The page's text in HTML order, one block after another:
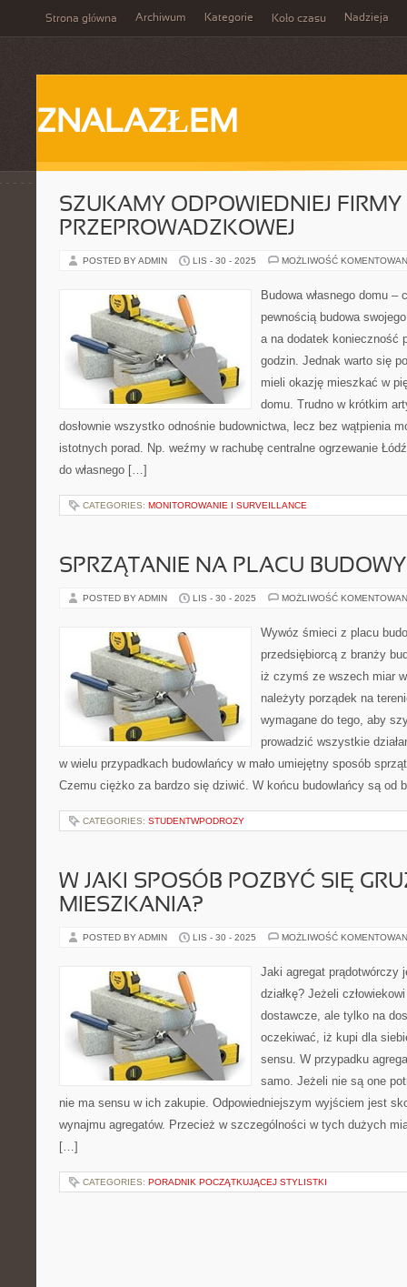
Strona główna Archiwum Kategorie Koło czasu Nadzieja
ZNALAZŁEM
SZUKAMY ODPOWIEDNIEJ FIRMY
PRZEPROWADZKOWEJ
POSTED BY ADMIN LIS - 30 - 2025 MOŻLIWOŚĆ
Budowa własnego domu –
pewnością budowa
a na dodatek konieczność
godzin. Jednak warto się
mieli okazję mieszkać w
domu. Trudno w krótkim
dosłownie wszystko odnośnie budownictwa, lecz bez wątpienia
istotnych porad. Np. weźmy w rachubę centralne ogrzewanie
do własnego […]
CATEGORIES: MONITOROWANIE I SURVEILLANCE
SPRZĄTANIE NA PLACU
POSTED BY ADMIN LIS - 30 - 2025 MOŻLIWOŚĆ
Wywóz śmieci z placu
przedsiębiorcą z branży
iż czymś ze wszech miar
należyty porządek na
wymagane do tego, aby
prowadzić wszystkie
w wielu przypadkach budowlańcy w mało umiejętny sposób
Czemu ciężko za bardzo się dziwić. W końcu budowlańcy są od
CATEGORIES: STUDENTWPODROZY
W JAKI SPOSÓB POZBYĆ SIĘ
MIESZKANIA?
POSTED BY ADMIN LIS - 30 - 2025 MOŻLIWOŚĆ
Jaki agregat prądotwórczy
działkę? Jeżeli
dostawcze, ale tylko na
oczekiwać, iż kupi dla
sensu. W przypadku
samo. Jeżeli nie są one
nie ma sensu w ich zakupie. Odpowiedniejszym wyjściem jest
wynajmu agregatów. Przecież w szczególności w tych dużych
[…]
CATEGORIES: PORADNIK POCZĄTKUJĄCEJ STYLISTKI